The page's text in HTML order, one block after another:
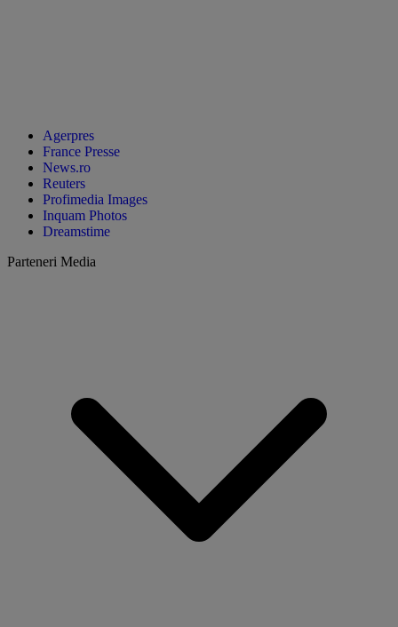
Agerpres
France Presse
News.ro
Reuters
Profimedia Images
Inquam Photos
Dreamstime
Parteneri Media